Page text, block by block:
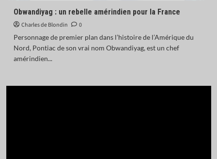
Obwandiyag : un rebelle amérindien pour la France
Charles de Blondin
0
Personnage de premier plan dans l’histoire de l’Amérique du
Nord, Pontiac de son vrai nom Obwandiyag, est un chef
amérindien...